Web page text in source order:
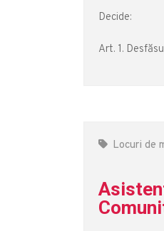
Decide:
Art. 1.
Locuri de